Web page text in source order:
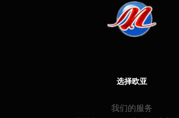
选择欧亚
我们的服务